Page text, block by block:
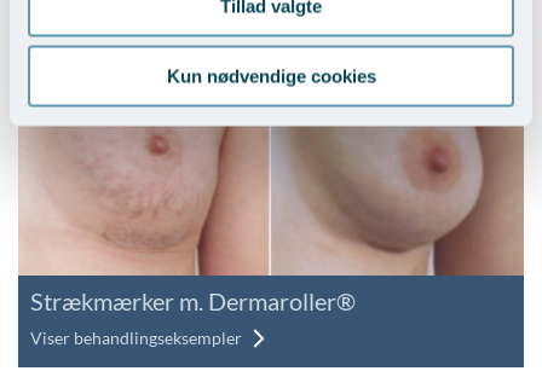
Tillad valgte
Kun nødvendige cookies
Strækmærker m. Dermaroller®
Viser behandlingseksempler